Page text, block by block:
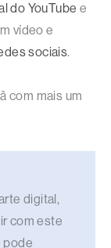
do YouTube e
vídeo e
sociais.
com mais um
digital,
com este
pode